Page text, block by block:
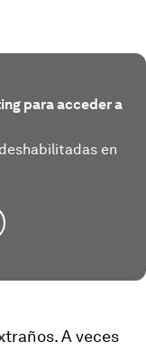
para acceder a
en
A veces